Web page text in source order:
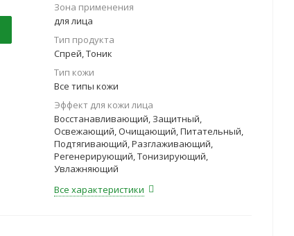
Зона применения
для лица
Тип продукта
Спрей, Тоник
Тип кожи
Все типы кожи
Эффект для кожи лица
Восстанавливающий, Защитный,
Освежающий, Очищающий, Питательный,
Подтягивающий, Разглаживающий,
Регенерирующий, Тонизирующий,
Увлажняющий
Все характеристики